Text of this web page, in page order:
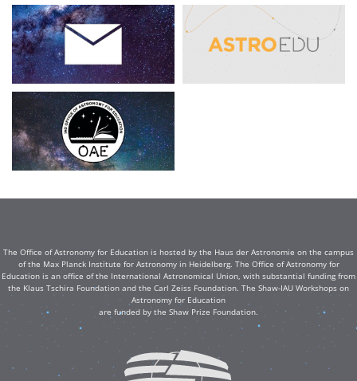
The Office of Astronomy for Education is hosted by the Haus der Astronomie on the campus
of the Max Planck Institute for Astronomy in Heidelberg. The Office of Astronomy for
Education is an office of the International Astronomical Union, with substantial funding from
the Klaus Tschira Foundation and the Carl Zeiss Foundation. The Shaw-IAU Workshops on
Astronomy for Education
are funded by the Shaw Prize Foundation.